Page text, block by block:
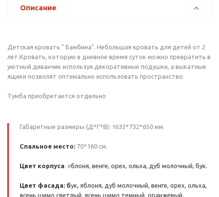
Описание
Детская кровать " Бамбина". Небольшая кровать для детей от 2
лет.Кровать, которую в дневное время суток можно превратить в
уютный диванчик используя декоративные подушки, а выкатные
ящики позволят оптимально использовать пространство.
Тумба приобретается отдельно
Габаритные размеры (Д*Г*В): 1632*732*650 мм
Спальное место: 70*160 см.
Цвет корпуса: яблоня, венге, орех, ольха, дуб молочный, бук.
Цвет фасада: бук, яблоня, дуб молочный, венге, орех, ольха,
ясень шимо светлый, ясень шимо темный, оранжевый,